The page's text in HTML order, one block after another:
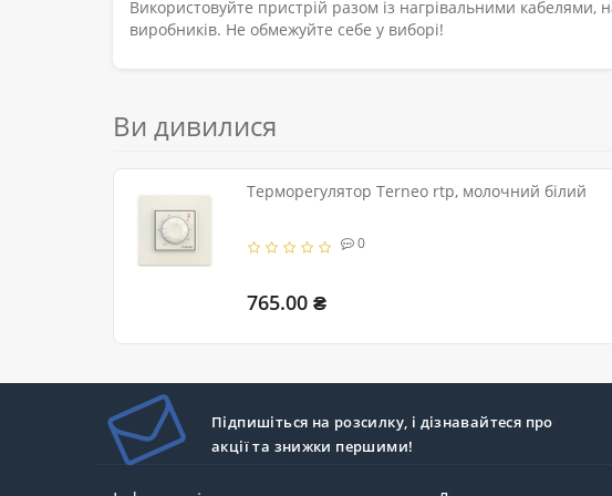
Використовуйте пристрій разом із нагрівальними кабелями,
виробників. Не обмежуйте себе у виборі!
Ви дивилися
Терморегулятор Terneo rtp, молочний білий
0
765.00 ₴
Підпишіться на розсилку, і дізнавайтеся про
акції та знижки першими!